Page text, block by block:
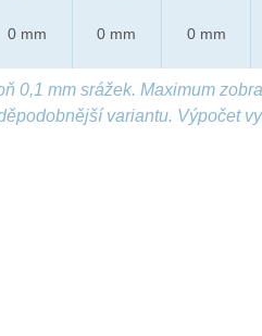
0 mm 0 mm 0 mm
0,1 mm srážek. Maximum
variantu. Výpočet